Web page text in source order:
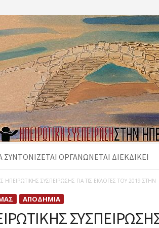
ΟΡΓΑΝΩΝΕΤΑΙ ΔΙΕΚΔΙΚΕΙ
ΗΠΕΙΡΩΤΙΚΗΣ ΣΥΣΠΕΙΡΩΣΗΣ ΓΙΑ ΤΙΣ ΕΚΛΟΓΕΣ ΤΟΥ 2019 ΣΤΗΝ
ΑΠΟΔΗΜΊΑ